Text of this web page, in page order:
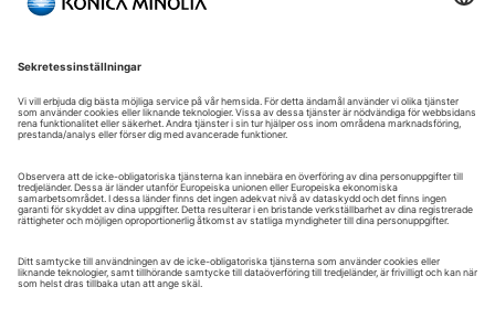
Välkommen till vår kundportal – din serviceplattform och
centrala gateway för att hantera dina Konica Minolta-lösningar.
enheter, support och de viktigaste uppgifterna i din dagliga
verksamhet.
Konica Minolta enkelt, effektivt och transparent – ​​oavsett om du
arbetar med service, administration eller drift.